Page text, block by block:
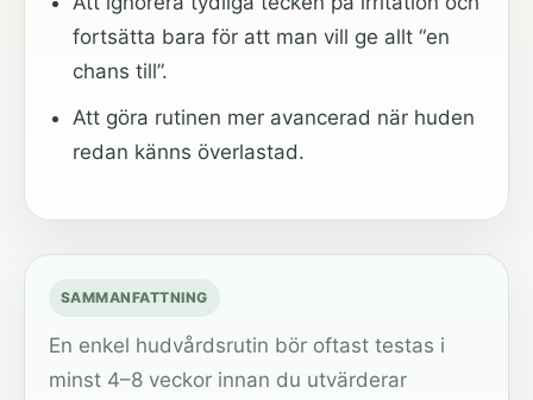
fortsätta bara för att man vill ge allt “en
chans till”.
Att göra rutinen mer avancerad när huden
redan känns överlastad.
SAMMANFATTNING
En enkel hudvårdsrutin bör oftast testas i
minst 4–8 veckor innan du utvärderar